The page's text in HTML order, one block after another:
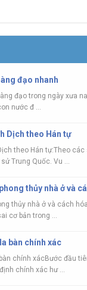
đạo nhanh
đạo trong ngày xưa
nước đ ...
Dịch theo Hán tự
theo Hán tự:Theo
Trung Quốc. Vu ...
thủy nhà ở và
thủy nhà ở và cách
cơ bản trong ...
bàn chính xác
chính xácBước đầu
chính xác hư ...